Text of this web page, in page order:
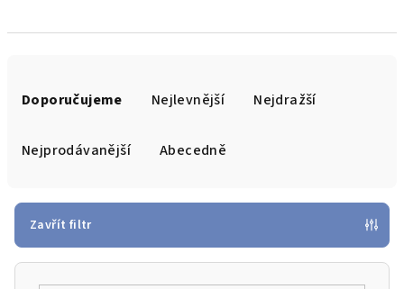
r
o
Doporučujeme Nejlevnější Nejdražší
Nejprodávanější Abecedně
Zavřít filtr